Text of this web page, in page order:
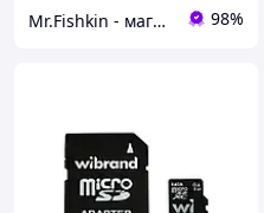
Mr.Fishkin - магазин мобільних аксесуарів 98%